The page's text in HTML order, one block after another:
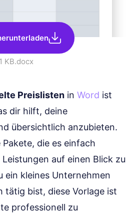
KB.docx
Preislisten in Word ist
dir hilft, deine
übersichtlich anzubieten.
die es einfach
auf einen Blick zu
ein kleines Unternehmen
bist, diese Vorlage ist
professionell zu